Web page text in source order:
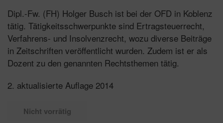
Dipl.-Fw. (FH) Holger Busch ist bei der OFD in Koblenz
tätig. Tätigkeitsschwerpunkte sind Ertragsteuerrecht,
Verfahrens- und Insolvenzrecht, wozu diverse Beiträge
in Zeitschriften veröffentlicht wurden. Zudem ist er als
Dozent zu den genannten Rechtsthemen tätig.
2. aktualisierte Auflage 2014
Nicht vorrätig